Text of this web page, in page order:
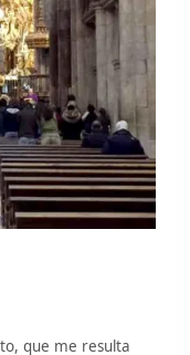
que me resulta